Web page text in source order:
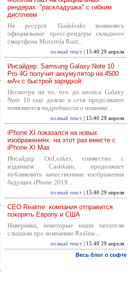
рендерах: "раскладушка" с гибким
дисплеем
На ресурсе Slashleaks появились
официальные пресс-рендеры складного
смартфона Motorola Razr...
полный текст | 15:40 29 апреля
Инсайдер: Samsung Galaxy Note 10
Pro 4G получит аккумулятор на 4500
мАч с быстрой зарядкой
Несмотря на то, что до анонса Galaxy
Note 10 ещё далеко в сети продолжают
появляются подробности о новинке...
полный текст | 15:40 29 апреля
iPhone XI показался на новых
изображениях: на этот раз вместе с
iPhone XI Max
Инсайдер OnLeakes, совместно с
изданием Cashkaro, продолжает
публиковать качественные изображения
будущих iPhone 2019...
полный текст | 15:40 29 апреля
CEO Realme: компания отправится
покорять Европу и США
Наверняка, некоторые наши читатели
слышали про компанию Realme...
полный текст | 15:40 29 апреля
Весь блог о софте